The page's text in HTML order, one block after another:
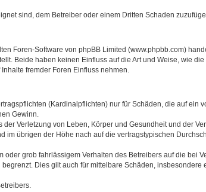
sind, dem Betreiber oder einem Dritten Schaden
Foren-Software von phpBB Limited (www.phpbb.com)
Beide haben keinen Einfluss auf die Art und Weise, wie die
fremder Foren Einfluss nehmen.
(Kardinalpflichten) nur für Schäden, die auf ein
Gewinn.
Verletzung von Leben, Körper und Gesundheit und der
übrigen der Höhe nach auf die vertragstypischen
grob fahrlässigem Verhalten des Betreibers auf die bei
Dies gilt auch für mittelbare Schäden, insbesondere